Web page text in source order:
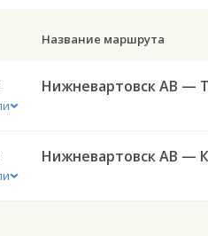
Название маршрута
Нижневартовск АВ —